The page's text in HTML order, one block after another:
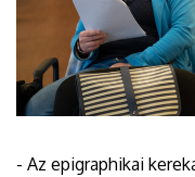
- Az epigraphikai